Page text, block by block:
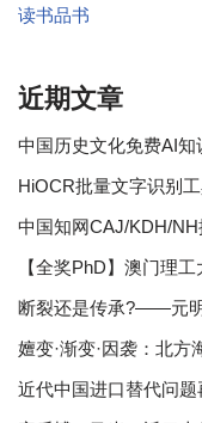
读书品书
近期文章
中国历史文化免费AI知
HiOCR批量文字识别
中国知网CAJ/KDH/
【全奖PhD】澳门理
断裂还是传承?——元
嬗变·渐变·因袭：北
近代中国进口替代问